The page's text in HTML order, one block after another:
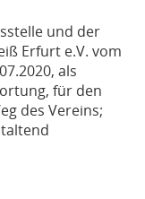
und der
Erfurt e.V. vom
als
für den
des Vereins;